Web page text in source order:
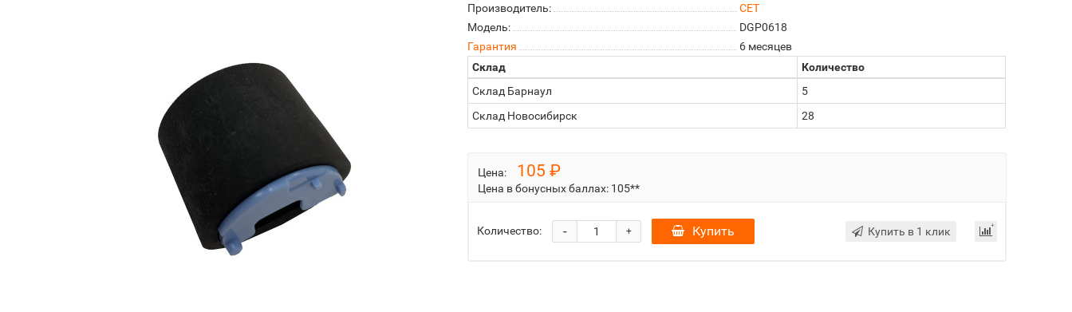
Производитель:
CET
Модель:
DGP0618
Гарантия
6 месяцев
Склад
Количество
Склад Барнаул
5
Склад Новосибирск
28
Цена: 105 ₽
Цена в бонусных баллах: 105**
Количество: +
- Купить Купить в 1 клик